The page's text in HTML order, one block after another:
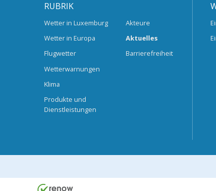
RUBRIK
Wetter in Luxemburg
Wetter in Europa
Flugwetter
Wetterwarnungen
Klima
Produkte und
Dienstleistungen
Akteure
Aktuelles
Barrierefreiheit